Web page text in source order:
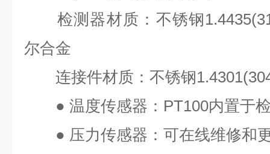
检测器材质：不锈钢
尔合金
连接件材质：不锈钢
● 温度传感器： PT100内置于
● 压力传感器：可在线维修和